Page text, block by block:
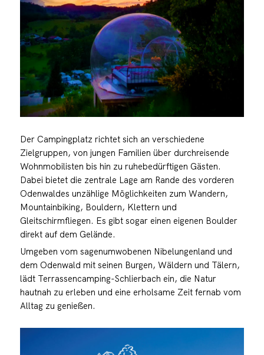
Der Campingplatz richtet sich an verschiedene
Zielgruppen, von jungen Familien über durchreisende
Wohnmobilisten bis hin zu ruhebedürftigen Gästen.
Dabei bietet die zentrale Lage am Rande des vorderen
Odenwaldes unzählige Möglichkeiten zum Wandern,
Mountainbiking, Bouldern, Klettern und
Gleitschirmfliegen. Es gibt sogar einen eigenen Boulder
direkt auf dem Gelände.
Umgeben vom sagenumwobenen Nibelungenland und
dem Odenwald mit seinen Burgen, Wäldern und Tälern,
lädt Terrassencamping-Schlierbach ein, die Natur
hautnah zu erleben und eine erholsame Zeit fernab vom
Alltag zu genießen.